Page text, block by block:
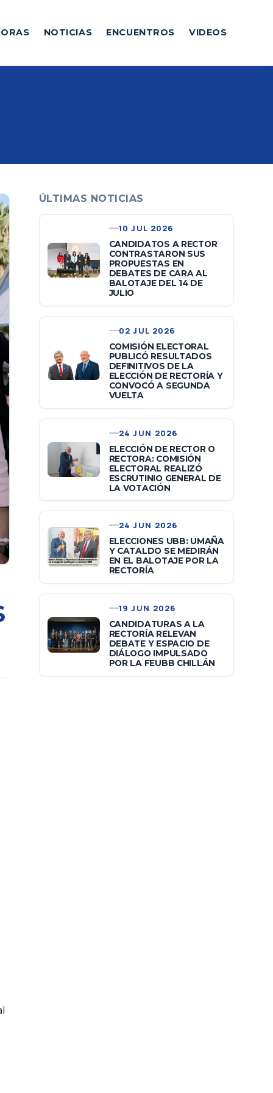
NOTICIAS ENCUENTROS VIDEOS
ÚLTIMAS NOTICIAS
10 JUL 2026
CANDIDATOS A RECTOR
CONTRASTARON SUS
PROPUESTAS EN
DEBATES DE CARA AL
BALOTAJE DEL 14 DE
JULIO
02 JUL 2026
COMISIÓN ELECTORAL
PUBLICÓ RESULTADOS
DEFINITIVOS DE LA
ELECCIÓN DE RECTORÍA Y
CONVOCÓ A SEGUNDA
VUELTA
24 JUN 2026
ELECCIÓN DE RECTOR O
RECTORA: COMISIÓN
ELECTORAL REALIZÓ
ESCRUTINIO GENERAL DE
LA VOTACIÓN
24 JUN 2026
ELECCIONES UBB: UMAÑA
Y CATALDO SE MEDIRÁN
EN EL BALOTAJE POR LA
RECTORÍA
19 JUN 2026
CANDIDATURAS A LA
RECTORÍA RELEVAN
DEBATE Y ESPACIO DE
DIÁLOGO IMPULSADO
POR LA FEUBB CHILLÁN